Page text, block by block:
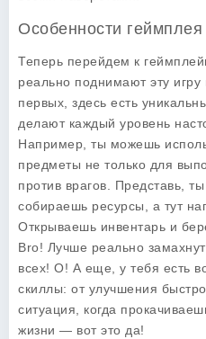
Особенности
Теперь перейдем к
реально поднимают эту
первых, здесь есть
делают каждый уровень
Например, ты можешь
предметы не только для
против врагов. Представь,
собираешь ресурсы, а тут
Открываешь инвентарь и
Bro! Лучше реально
всех! О! А еще, у тебя есть
скиллы: от улучшения
ситуация, когда
жизни — вот это да!